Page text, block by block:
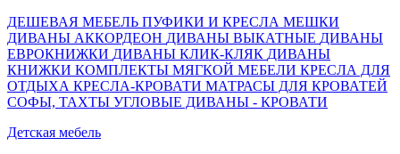
ДЕШЕВАЯ МЕБЕЛЬ ПУФИКИ И КРЕСЛА МЕШКИ
ДИВАНЫ АККОРДЕОН ДИВАНЫ ВЫКАТНЫЕ ДИВАНЫ
ЕВРОКНИЖКИ ДИВАНЫ КЛИК-КЛЯК ДИВАНЫ
КНИЖКИ КОМПЛЕКТЫ МЯГКОЙ МЕБЕЛИ КРЕСЛА ДЛЯ
ОТДЫХА КРЕСЛА-КРОВАТИ МАТРАСЫ ДЛЯ КРОВАТЕЙ
СОФЫ, ТАХТЫ УГЛОВЫЕ ДИВАНЫ - КРОВАТИ
Детская мебель